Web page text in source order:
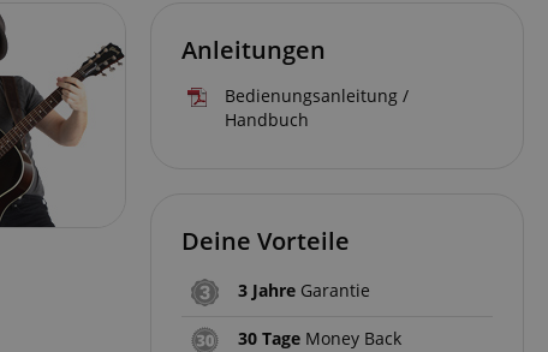
Anleitungen
Bedienungsanleitung /
Handbuch
Deine Vorteile
3 Jahre Garantie
30 Tage Money Back